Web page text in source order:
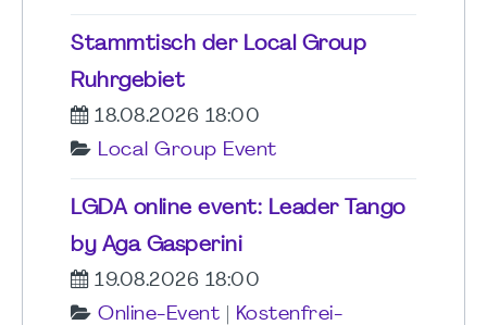
Stammtisch der Local Group
Ruhrgebiet
18.08.2026 18:00
Local Group Event
LGDA online event: Leader Tango
by Aga Gasperini
19.08.2026 18:00
Online-Event
Kostenfrei-